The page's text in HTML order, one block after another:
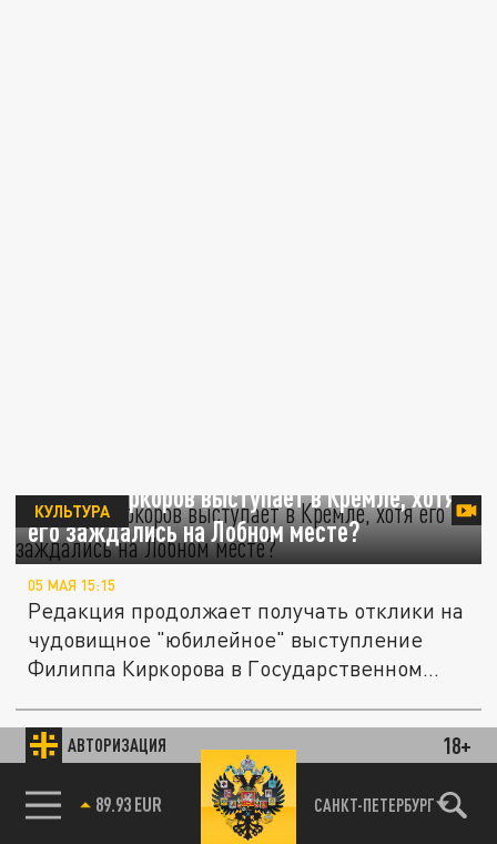
АВТОРИЗАЦИЯ 18+
85.64 BRENT САНКТ-ПЕТЕРБУРГ
Почему Киркоров выступает в Кремле, хотя
его заждались на Лобном месте?
КУЛЬТУРА
05 МАЯ 15:15
Редакция продолжает получать отклики на
чудовищное "юбилейное" выступление
Филиппа Киркорова в Государственном...
Дьявол показывает зубки: Филипп Киркоров
одержим бесом?
КУЛЬТУРА
05 МАЯ 12:45